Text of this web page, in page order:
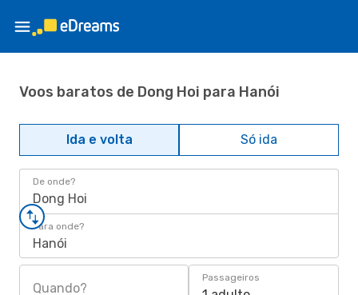
Voos baratos de Dong Hoi para Hanói
Ida e volta Só ida
De onde?
Dong Hoi
Para onde?
Hanói
Quando?
Passageiros